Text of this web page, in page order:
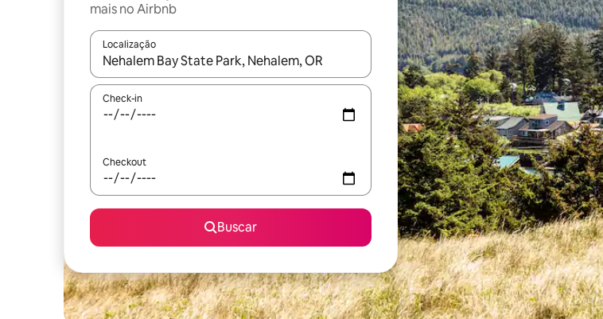
mais no Airbnb
Localização
Quando os resultados estiverem disponíveis, explore-os usando as seta para cima e para baixo
Check-in
Checkout
Buscar